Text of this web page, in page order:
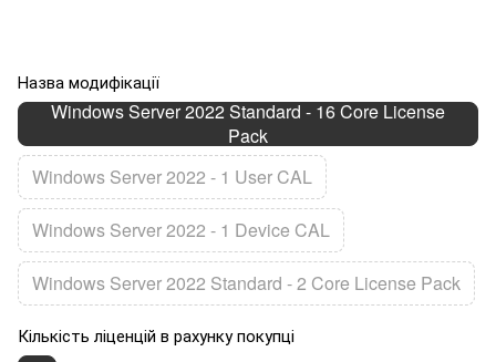
Назва модифікації
Windows Server 2022 Standard - 16 Core License
Pack
Windows Server 2022 - 1 User CAL
Windows Server 2022 - 1 Device CAL
Windows Server 2022 Standard - 2 Core License Pack
Кількість ліценцій в рахунку покупці